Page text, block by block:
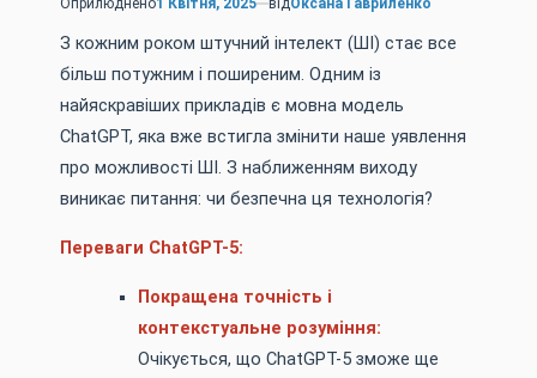
Оприлюднено1 Квітня, 2025 відОксана Гавриленко
З кожним роком штучний інтелект (ШІ) стає все
більш потужним і поширеним. Одним із
найяскравіших прикладів є мовна модель
ChatGPT, яка вже встигла змінити наше уявлення
про можливості ШІ. З наближенням виходу
виникає питання: чи безпечна ця технологія?
Переваги ChatGPT-5:
Покращена точність і
контекстуальне розуміння:
Очікується, що ChatGPT-5 зможе ще